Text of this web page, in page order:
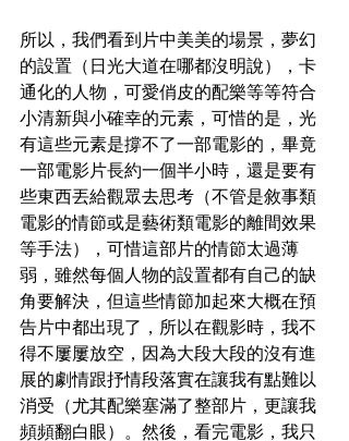
所以，我們看到片中美美的場景，夢幻
的設置（日光大道在哪都沒明說），卡
通化的人物，可愛俏皮的配樂等等符合
小清新與小確幸的元素，可惜的是，光
有這些元素是撐不了一部電影的，畢竟
一部電影片長約一個半小時，還是要有
些東西丟給觀眾去思考（不管是敘事類
電影的情節或是藝術類電影的離間效果
等手法），可惜這部片的情節太過薄
弱，雖然每個人物的設置都有自己的缺
角要解決，但這些情節加起來大概在預
告片中都出現了，所以在觀影時，我不
得不屢屢放空，因為大段大段的沒有進
展的劇情跟抒情段落實在讓我有點難以
消受（尤其配樂塞滿了整部片，更讓我
頻頻翻白眼）。然後，看完電影，我只